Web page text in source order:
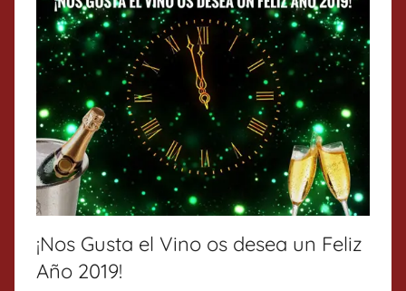
¡Nos Gusta el Vino os desea un Feliz
Año 2019!